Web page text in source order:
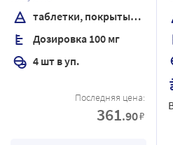
таблетки, покрытые пленочной оболочкой
Дозировка 100 мг
4 шт в уп.
Последняя цена:
361.90₽